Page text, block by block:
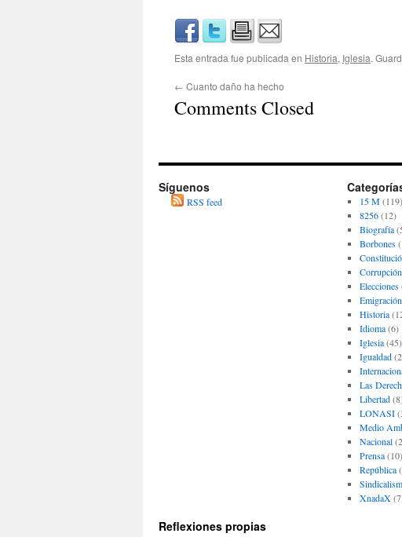
Esta entrada fue publicada en Historia, Iglesia.
← Cuanto daño ha hecho
Comments Closed
Síguenos
RSS feed 15 M(119)
8256(12)
Biografía
Borbones
Corrupción
Elecciones
Emigración
Historia
Idioma(6)
Iglesia(45)
Igualdad
Las
Libertad
LONASI
Medio
Nacional
Prensa(10)
República
XnadaX
Reflexiones propias